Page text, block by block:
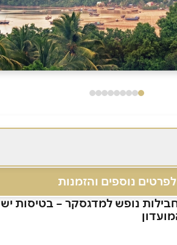
לפרטים נוספים והזמנות
למדגסקר – בטיסות